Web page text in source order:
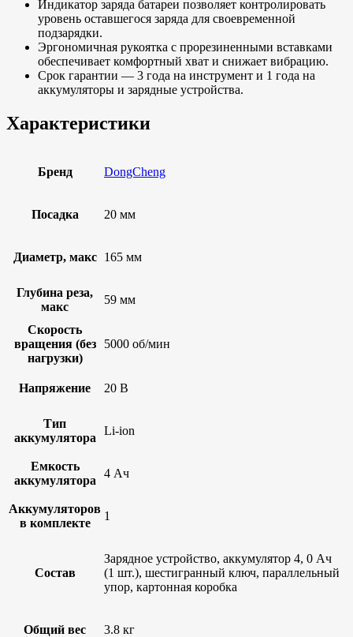
Индикатор заряда батареи позволяет контролировать
уровень оставшегося заряда для своевременной
подзарядки.
Эргономичная рукоятка с прорезиненными вставками
обеспечивает комфортный хват и снижает вибрацию.
Срок гарантии — 3 года на инструмент и 1 года на
аккумуляторы и зарядные устройства.
Характеристики
Бренд DongCheng
Посадка 20 мм
Диаметр, макс 165 мм
Глубина реза,
макс
59 мм
Скорость
вращения (без
нагрузки)
5000 об/мин
Напряжение 20 В
Тип
аккумулятора
Li-ion
Емкость
аккумулятора
4 Ач
Аккумуляторов
в комплекте
1
Состав
Зарядное устройство, аккумулятор 4, 0 Ач
(1 шт.), шестигранный ключ, параллельный
упор, картонная коробка
Общий вес 3.8 кг